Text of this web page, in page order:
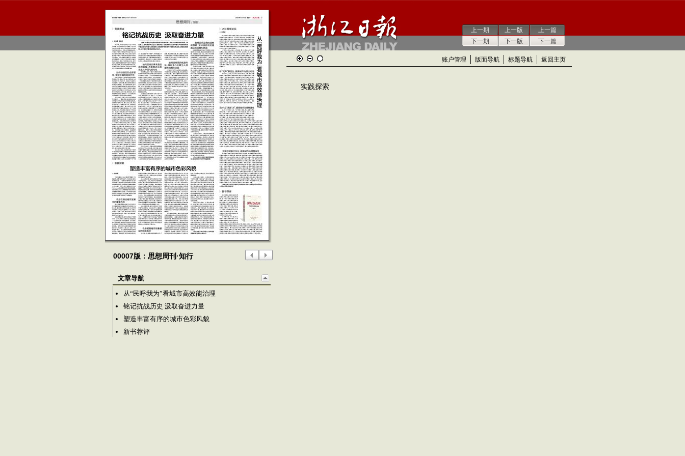
上一期
下一期
上一版
下一版
上一篇
下一篇
00007版：思想周刊·知行
文章导航
从“民呼我为”看城市高效能治理
铭记抗战历史 汲取奋进力量
塑造丰富有序的城市色彩风貌
新书荐评
账户管理 版面导航 标题导航 返回主页
实践探索